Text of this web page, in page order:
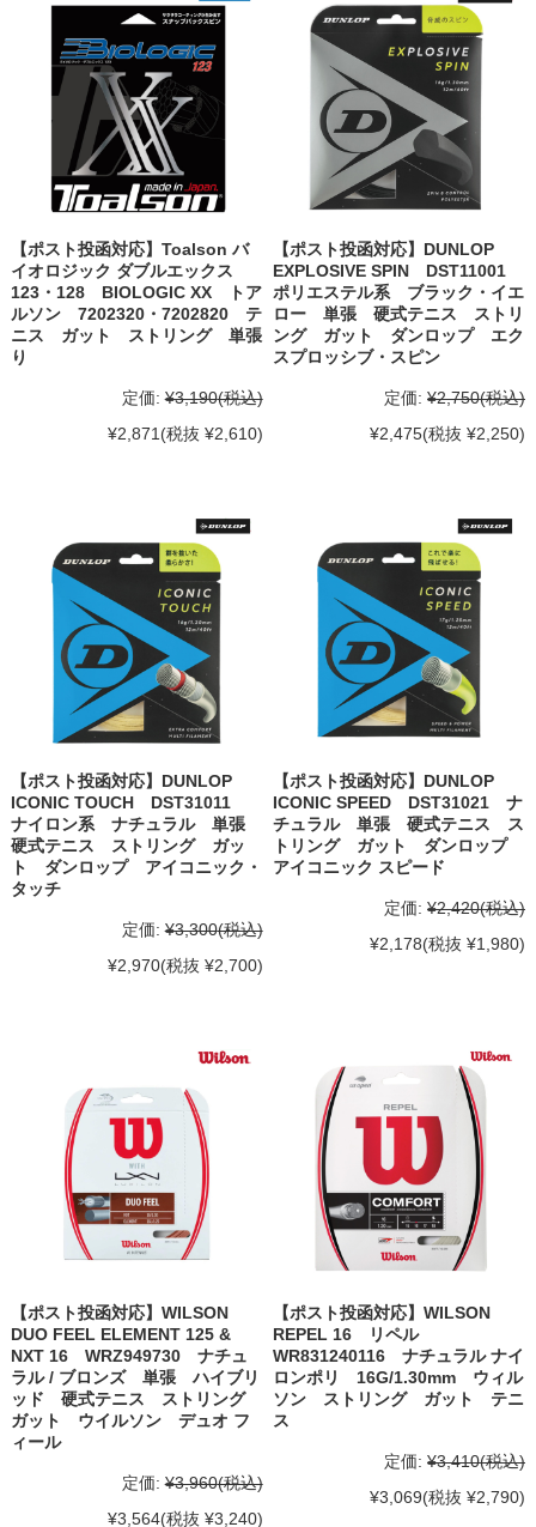
【ポスト投函対応】Toalson バ
イオロジック ダブルエックス
123・128 BIOLOGIC XX トア
ルソン 7202320・7202820 テ
ニス ガット ストリング 単張
り
定価: ¥3,190(税込)
¥2,871(税抜 ¥2,610)
【ポスト投函対応】DUNLOP
EXPLOSIVE SPIN DST11001
ポリエステル系 ブラック・イエ
ロー 単張 硬式テニス ストリ
ング ガット ダンロップ エク
スプロッシブ・スピン
定価: ¥2,750(税込)
¥2,475(税抜 ¥2,250)
【ポスト投函対応】DUNLOP
ICONIC TOUCH DST31011
ナイロン系 ナチュラル 単張
硬式テニス ストリング ガッ
ト ダンロップ アイコニック・
タッチ
定価: ¥3,300(税込)
¥2,970(税抜 ¥2,700)
【ポスト投函対応】DUNLOP
ICONIC SPEED DST31021 ナ
チュラル 単張 硬式テニス ス
トリング ガット ダンロップ
アイコニック スピード
定価: ¥2,420(税込)
¥2,178(税抜 ¥1,980)
【ポスト投函対応】WILSON
DUO FEEL ELEMENT 125 &
NXT 16 WRZ949730 ナチュ
ラル / ブロンズ 単張 ハイブリ
ッド 硬式テニス ストリング
ガット ウイルソン デュオ フ
ィール
定価: ¥3,960(税込)
¥3,564(税抜 ¥3,240)
【ポスト投函対応】WILSON
REPEL 16 リペル
WR831240116 ナチュラル ナイ
ロンポリ 16G/1.30mm ウィル
ソン ストリング ガット テニ
ス
定価: ¥3,410(税込)
¥3,069(税抜 ¥2,790)